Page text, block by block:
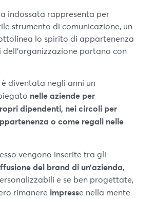
indossata rappresenta per
strumento di comunicazione, un
lo spirito di appartenenza
dell’organizzazione portano con
diventata negli anni un
nelle aziende per
dipendenti, nei circoli per
o come regali nelle
vengono inserite tra gli
del brand di un’azienda,
e se ben progettate,
rimanere impresse nella mente